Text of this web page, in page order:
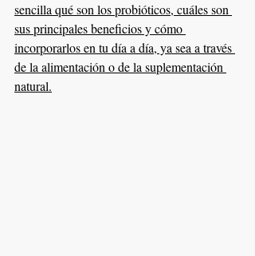
sencilla qué son los probióticos, cuáles son
sus principales beneficios y cómo
incorporarlos en tu día a día, ya sea a través
de la alimentación o de la suplementación
natural.